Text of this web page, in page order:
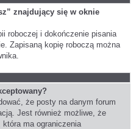
znajdujący się w oknie
roboczej i dokończenie pisania
Zapisaną kopię roboczą można
że posty na danym forum
Jest również możliwe, że
która ma ograniczenia